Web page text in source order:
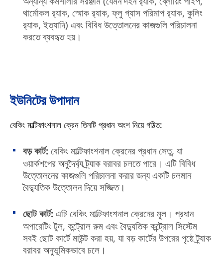
থার্মোকল র‌্যাক, স্মোক র‌্যাক, ফ্লু গ্যাস পরিমাপ র‌্যাক, কুলিং
র‌্যাক, ইত্যাদি) এবং বিবিধ উত্তোলনের কাজগুলি পরিচালনা
করতে ব্যবহৃত হয়।
ইউনিটের উপাদান
বেকিং মাল্টিফাংশনাল ক্রেন তিনটি প্রধান অংশ নিয়ে গঠিত:
বড় কার্ট:বেকিং মাল্টিফাংশনাল ক্রেনের প্রধান সেতু, যা
ওয়ার্কশপের অনুদৈর্ঘ্য ট্র্যাক বরাবর চলতে পারে। এটি বিবিধ
উত্তোলনের কাজগুলি পরিচালনা করার জন্য একটি চলমান
বৈদ্যুতিক উত্তোলন দিয়ে সজ্জিত।
ছোট কার্ট:এটি বেকিং মাল্টিফাংশনাল ক্রেনের মূল। প্রধান
অপারেটিং টুল, কন্ট্রোল রুম এবং বৈদ্যুতিক কন্ট্রোল সিস্টেম
সবই ছোট কার্টে মাউন্ট করা হয়, যা বড় কার্টের উপরের পৃষ্ঠে ট্র্যাক
বরাবর অনুভূমিকভাবে চলে।